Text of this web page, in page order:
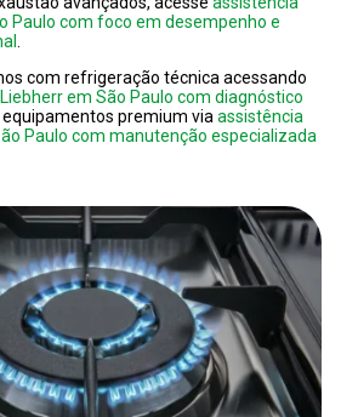
Paulo com foco em desempenho e
com refrigeração técnica acessando
em São Paulo com diagnóstico
equipamentos premium via assistência
Paulo com manutenção especializada